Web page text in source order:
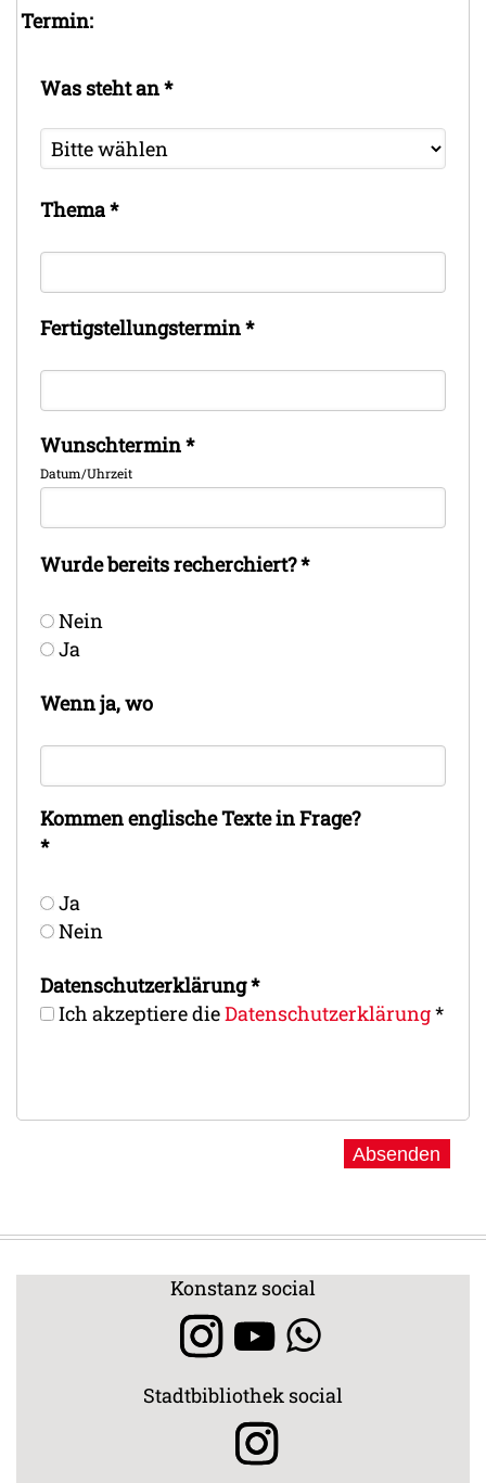
Termin:
Was steht an*
Thema*
Fertigstellungstermin*
Wunschtermin*
Datum/Uhrzeit
Wurde bereits recherchiert?*
Nein
Ja
Wenn ja, wo
Kommen englische Texte in Frage?
*
Ja
Nein
Datenschutz­erklärung*
Ich akzeptiere dieDatenschutz­erklärung*
Konstanz social
Stadtbibliothek social